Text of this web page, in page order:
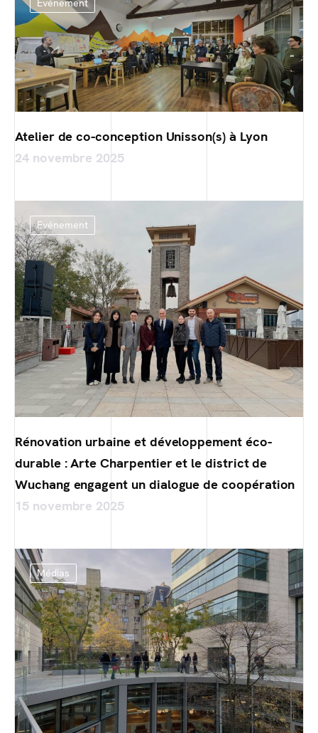
Evénement
Atelier de co-conception Unisson(s) à Lyon
24 novembre 2025
Evénement
Rénovation urbaine et développement éco-
durable : Arte Charpentier et le district de
Wuchang engagent un dialogue de coopération
15 novembre 2025
Médias